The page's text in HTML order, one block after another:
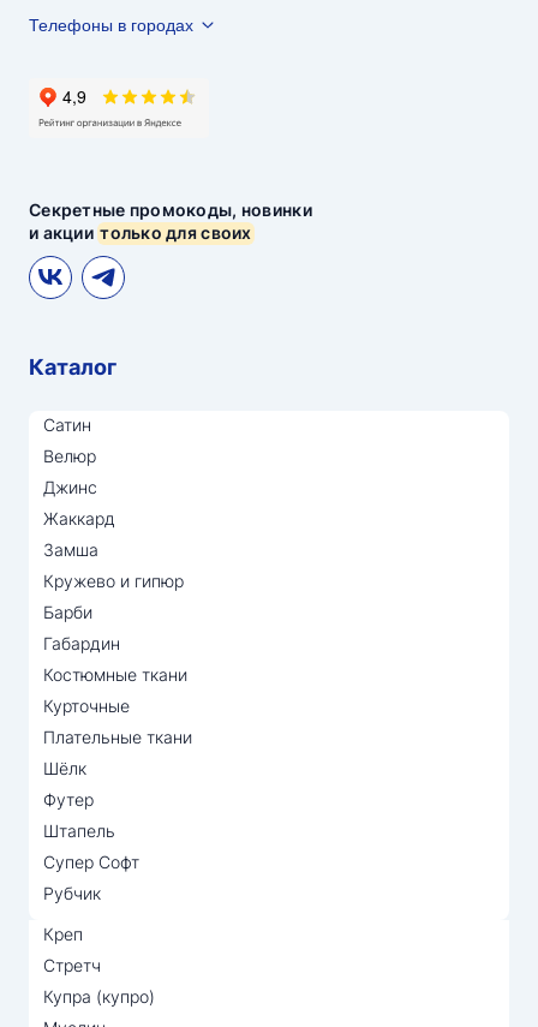
Секретные промокоды, новинки
и акциитолько для своих
Телефоны в городах
Каталог
Сатин
Велюр
Джинс
Жаккард
Замша
Кружево и гипюр
Барби
Габардин
Костюмные ткани
Курточные
Плательные ткани
Шёлк
Футер
Штапель
Супер Софт
Рубчик
Креп
Стретч
Купра (купро)